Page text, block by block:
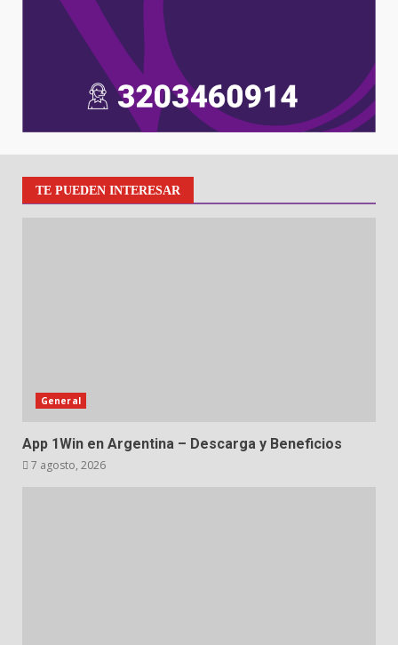
TE PUEDEN INTERESAR
General
App 1Win en Argentina – Descarga y Beneficios
7 agosto, 2026